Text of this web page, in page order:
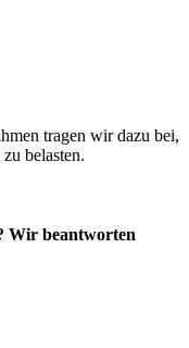
tragen wir dazu bei,
belasten.
Wir beantworten